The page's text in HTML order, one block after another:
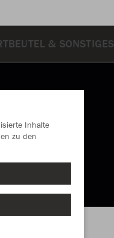
& SONSTIGES
Inhalte
zu den